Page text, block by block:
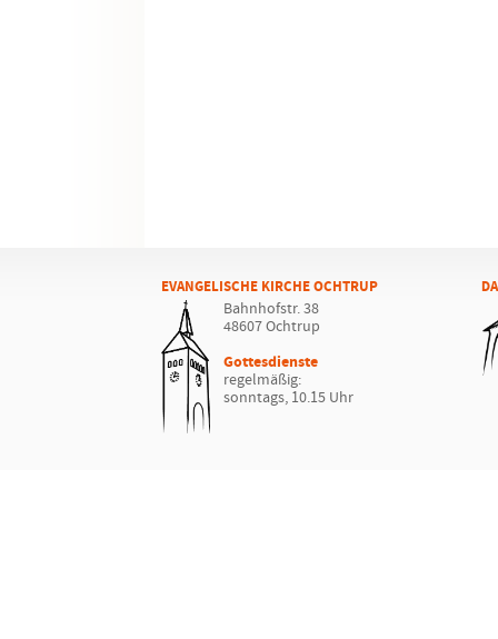
EVANGELISCHE KIRCHE OCHTRUP
Bahnhofstr. 38
48607 Ochtrup
Gottesdienste
regelmäßig:
sonntags, 10.15 Uhr